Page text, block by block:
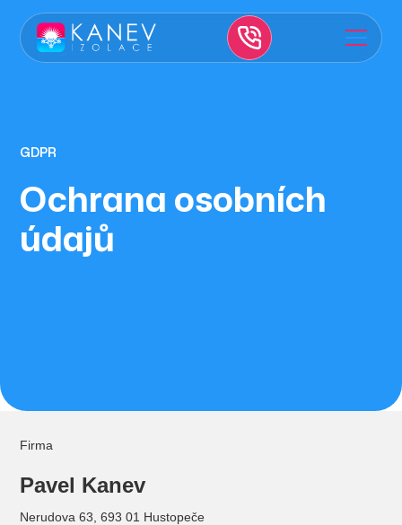
GDPR
Ochrana osobních
údajů
Firma
Pavel Kanev
Nerudova 63, 693 01 Hustopeče